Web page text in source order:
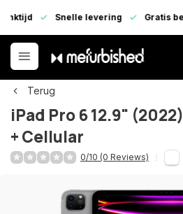
Snelle levering Gratis
Terug
iPad Pro 6 12.9"
+ Cellular
0/10 (0 Reviews)